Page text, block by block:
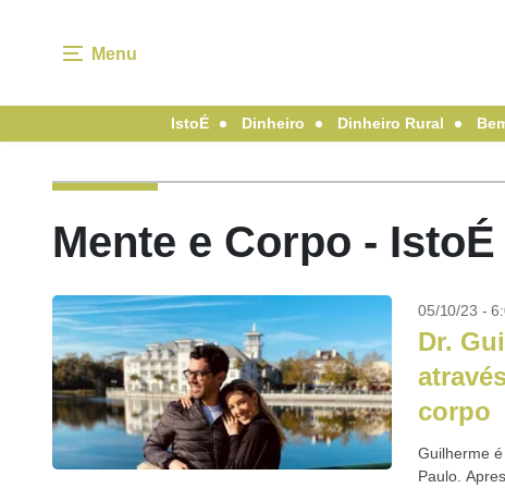
Menu
IstoÉ Dinheiro Dinheiro Rural
Mente e Corpo -
05/10/23 -
Dr.
corpo
Guilherme
Paulo.